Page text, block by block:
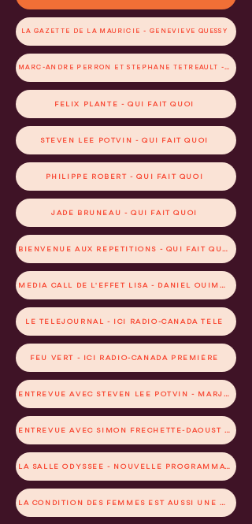
LA GAZETTE DE LA MAURICIE - GENEVIÈVE QUESSY
MARC-ANDRÉ PERRON ET STÉPHANE TÉTREAULT - QUI FAIT QUOI
FÉLIX PLANTE - QUI FAIT QUOI
STEVEN LEE POTVIN - QUI FAIT QUOI
PHILIPPE ROBERT - QUI FAIT QUOI
JADE BRUNEAU - QUI FAIT QUOI
BIENVENUE AUX RÉPÉTITIONS - QUI FAIT QUOI
MÉDIA CALL DE L'EFFET LISA - DANIEL OUIMET - LES ARTSZE
LE TÉLÉJOURNAL - ICI RADIO-CANADA TÉLÉ
FEU VERT - ICI RADIO-CANADA PREMIÈRE
ENTREVUE AVEC STEVEN LEE POTVIN - MARJOLAINE SIMARD - 7 JOURS
ENTREVUE AVEC SIMON FRÉCHETTE-DAOUST - MARIO BOULIANNE - LE DROIT
LA SALLE ODYSSÉE - NOUVELLE PROGRAMMATION - MARIO BOULIANNE - LE DROIT
LA CONDITION DES FEMMES EST AUSSI UNE AFFAIRE D'HOMMES - JADE B. - LE DEVOIR